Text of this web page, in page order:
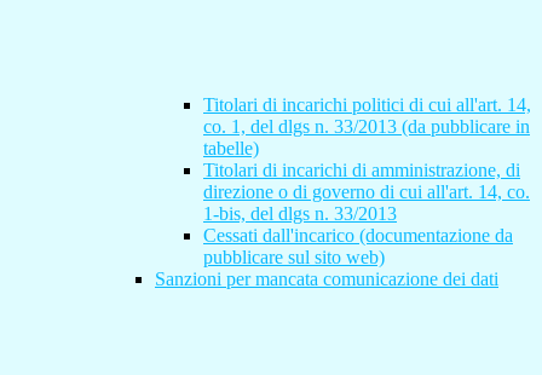
Titolari di incarichi politici di cui all'art. 14,
co. 1, del dlgs n. 33/2013 (da pubblicare in
tabelle)
Titolari di incarichi di amministrazione, di
direzione o di governo di cui all'art. 14, co.
1-bis, del dlgs n. 33/2013
Cessati dall'incarico (documentazione da
pubblicare sul sito web)
Sanzioni per mancata comunicazione dei dati